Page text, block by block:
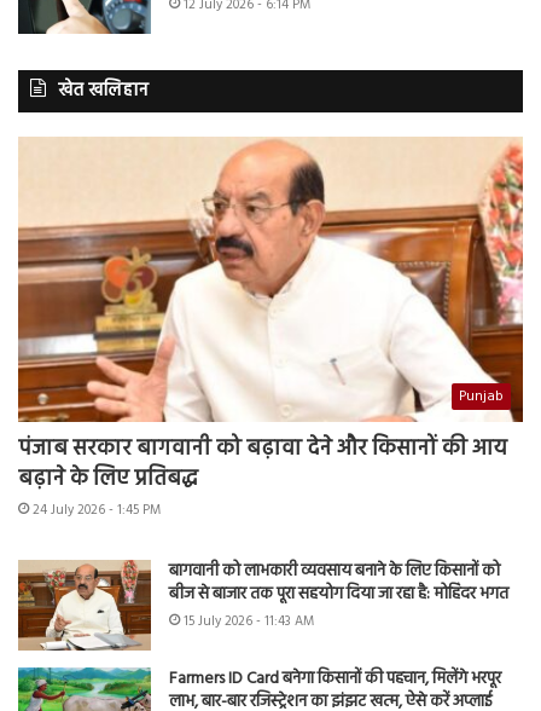
12 July 2026 - 6:14 PM
खेत खलिहान
Punjab
पंजाब सरकार बागवानी को बढ़ावा देने और किसानों की आय
बढ़ाने के लिए प्रतिबद्ध
24 July 2026 - 1:45 PM
बागवानी को लाभकारी व्यवसाय बनाने के लिए किसानों को
बीज से बाजार तक पूरा सहयोग दिया जा रहा है: मोहिंदर भगत
15 July 2026 - 11:43 AM
Farmers ID Card बनेगा किसानों की पहचान, मिलेंगे भरपूर
लाभ, बार-बार रजिस्ट्रेशन का झंझट खत्म, ऐसे करें अप्लाई